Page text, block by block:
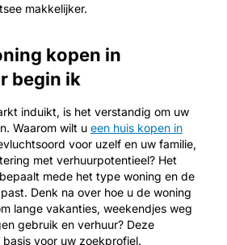
makkelijker.
kopen in
begin ik
induikt, is het verstandig om uw
Waarom wilt u een huis kopen in
voor uzelf en uw familie,
met verhuurpotentieel? Het
mede het type woning en de
Denk na over hoe u de woning
lange vakanties, weekendjes weg
gebruik en verhuur? Deze
voor uw zoekprofiel.